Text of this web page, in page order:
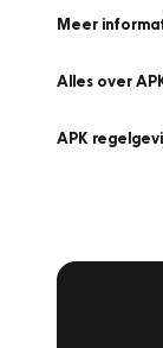
Meer
Alles over
APK